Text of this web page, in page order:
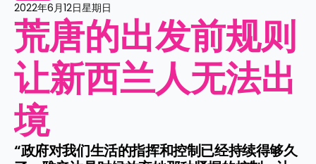
2022年6月12日星期日
荒唐的出发前规则
让新西兰人无法出
境
“政府对我们生活的指挥和控制已经持续得够久